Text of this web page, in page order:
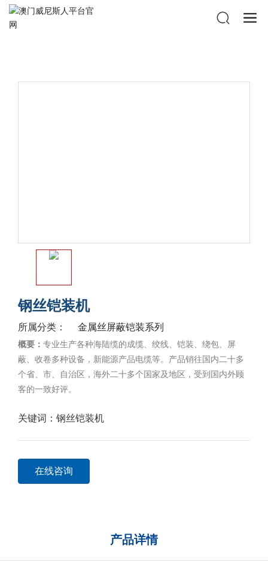
澳门威尼斯人平台官网
钢丝铠装机
所属分类： 金属丝屏蔽铠装系列
概要： 专业生产各种海陆缆的成缆、绞线、铠装、绕包、屏
蔽、收卷多种设备，新能源产品电缆等。产品销往国内二十多
个省、市、自治区，海外二十多个国家及地区，受到国内外顾
客的一致好评。
关键词： 钢丝铠装机
在线咨询
产品详情